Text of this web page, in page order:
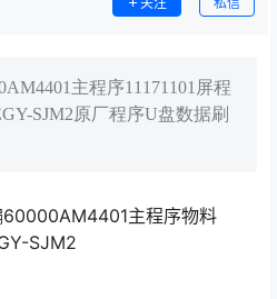
主程序11171101屏程
SJM2原厂程序U盘数据刷
主程序物料
SJM2